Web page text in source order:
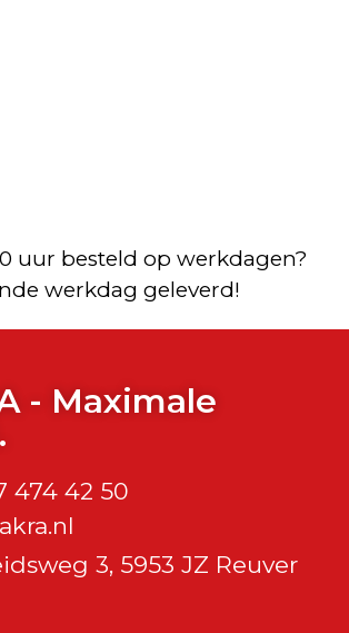
uur besteld op werkdagen?
werkdag geleverd!
- Maximale
474 42 50
3, 5953 JZ Reuver